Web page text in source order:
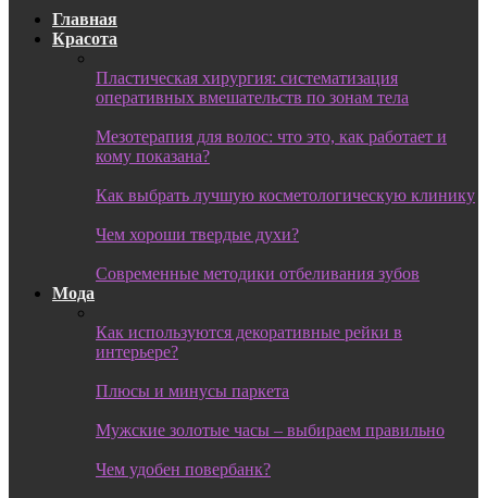
Главная
Красота
Пластическая хирургия: систематизация
оперативных вмешательств по зонам тела
Мезотерапия для волос: что это, как работает и
кому показана?
Как выбрать лучшую косметологическую клинику
Чем хороши твердые духи?
Современные методики отбеливания зубов
Мода
Как используются декоративные рейки в
интерьере?
Плюсы и минусы паркета
Мужские золотые часы – выбираем правильно
Чем удобен повербанк?